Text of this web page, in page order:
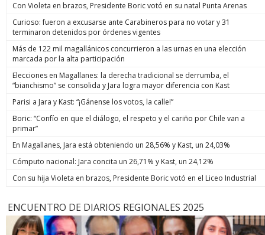
Con Violeta en brazos, Presidente Boric votó en su natal Punta Arenas
Curioso: fueron a excusarse ante Carabineros para no votar y 31
terminaron detenidos por órdenes vigentes
Más de 122 mil magallánicos concurrieron a las urnas en una elección
marcada por la alta participación
Elecciones en Magallanes: la derecha tradicional se derrumba, el
“bianchismo” se consolida y Jara logra mayor diferencia con Kast
Parisi a Jara y Kast: “¡Gánense los votos, la calle!”
Boric: “Confío en que el diálogo, el respeto y el cariño por Chile van a
primar”
En Magallanes, Jara está obteniendo un 28,56% y Kast, un 24,03%
Cómputo nacional: Jara concita un 26,71% y Kast, un 24,12%
Con su hija Violeta en brazos, Presidente Boric votó en el Liceo Industrial
ENCUENTRO DE DIARIOS REGIONALES 2025